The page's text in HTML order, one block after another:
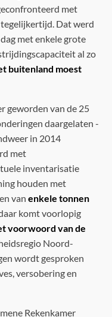
met
Dat werd
met enkele grote
al zo
buitenland moest
geworden van de 25
daargelaten -
in 2014
met
inventarisatie
houden met
van enkele tonnen
komt voorlopig
voorwoord van de
Noord-
wordt gesproken
versobering en
Rekenkamer